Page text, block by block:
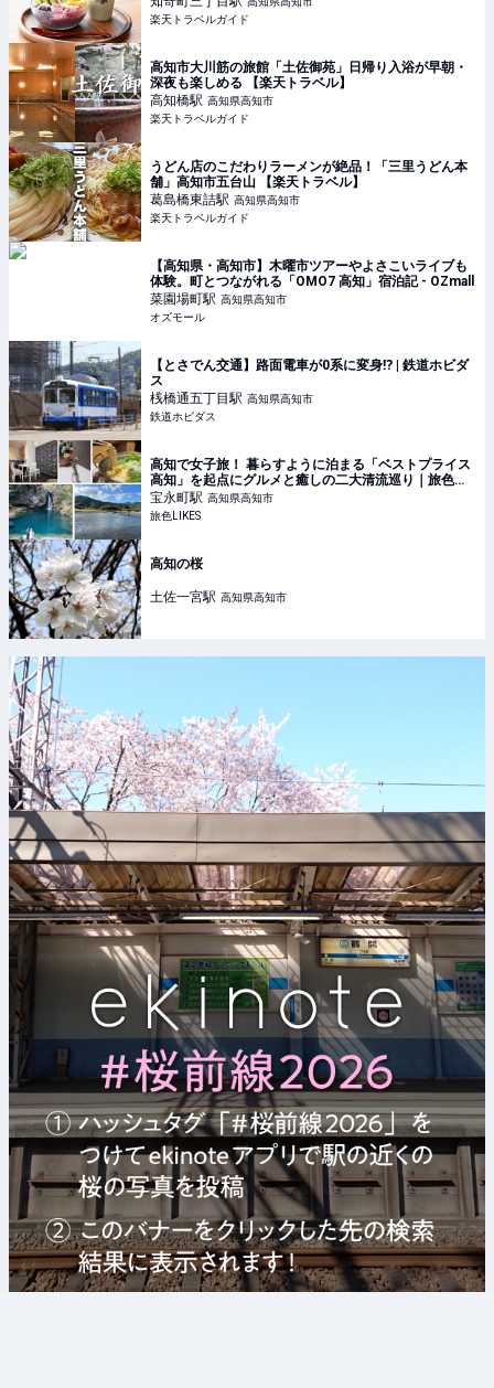
楽天トラベルガイド
高知市大川筋の旅館「土佐御苑」日帰り入浴が早朝・
深夜も楽しめる 【楽天トラベル】
高知橋駅 高知県高知市
楽天トラベルガイド
うどん店のこだわりラーメンが絶品！「三里うどん本
舗」高知市五台山 【楽天トラベル】
葛島橋東詰駅 高知県高知市
楽天トラベルガイド
【高知県・高知市】木曜市ツアーやよさこいライブも
体験。町とつながれる「OMO7 高知」宿泊記 - OZmall
菜園場町駅 高知県高知市
オズモール
【とさでん交通】路面電車が0系に変身⁉ | 鉄道ホビダ
ス
桟橋通五丁目駅 高知県高知市
鉄道ホビダス
高知で女子旅！ 暮らすように泊まる「ベストプライス
高知」を起点にグルメと癒しの二大清流巡り｜旅色
LIKES
宝永町駅 高知県高知市
旅色LIKES
高知の桜
土佐一宮駅 高知県高知市